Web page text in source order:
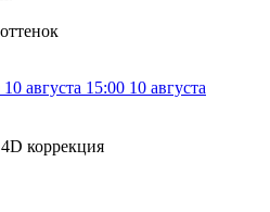
10 августа 15:00 10 августа
коррекция